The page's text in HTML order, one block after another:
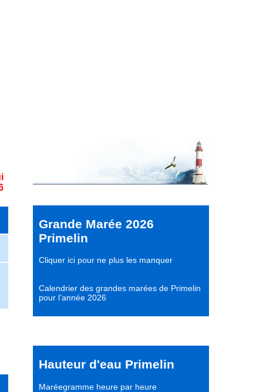
Grande Marée 2026
Primelin
Cliquer ici pour ne plus les manquer
Calendrier des grandes marées de Primelin
pour l’année 2026
Hauteur d'eau Primelin
Maréegramme heure par heure